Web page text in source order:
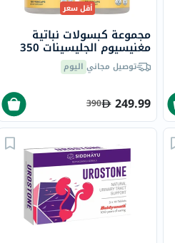
أقل سعر
مجموعة كبسولات نباتية
مغنيسيوم الجليسينات 350
كبسولة
توصيل مجاني اليوم
249.99
390